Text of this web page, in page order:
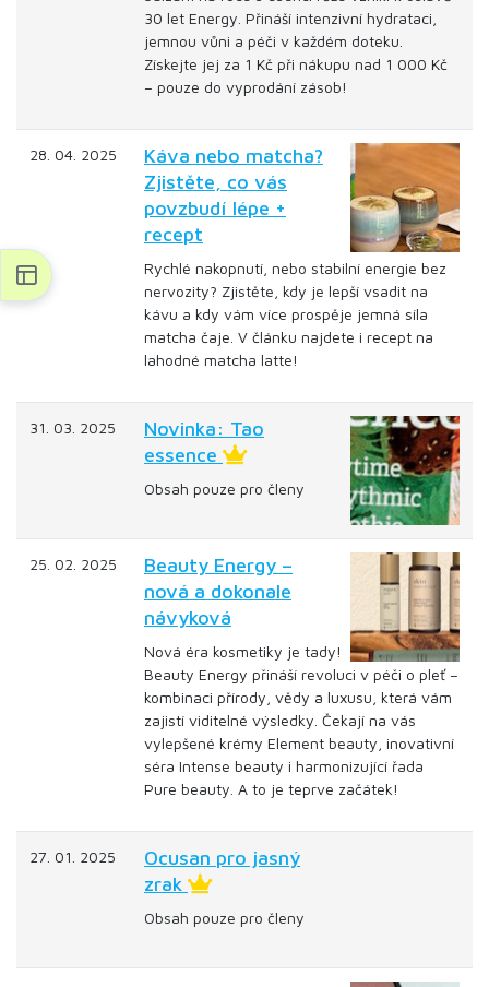
30 let Energy. Přináší intenzivní hydrataci,
jemnou vůni a péči v každém doteku.
Získejte jej za 1 Kč při nákupu nad 1 000 Kč
– pouze do vyprodání zásob!
28. 04. 2025
Káva nebo matcha?
Zjistěte, co vás
povzbudí lépe +
recept
Rychlé nakopnutí, nebo stabilní energie bez
nervozity? Zjistěte, kdy je lepší vsadit na
kávu a kdy vám více prospěje jemná síla
matcha čaje. V článku najdete i recept na
lahodné matcha latte!
31. 03. 2025
Novinka: Tao
essence
Obsah pouze pro členy
25. 02. 2025
Beauty Energy –
nová a dokonale
návyková
Nová éra kosmetiky je tady!
Beauty Energy přináší revoluci v péči o pleť –
kombinaci přírody, vědy a luxusu, která vám
zajistí viditelné výsledky. Čekají na vás
vylepšené krémy Element beauty, inovativní
séra Intense beauty i harmonizující řada
Pure beauty. A to je teprve začátek!
27. 01. 2025
Ocusan pro jasný
zrak
Obsah pouze pro členy